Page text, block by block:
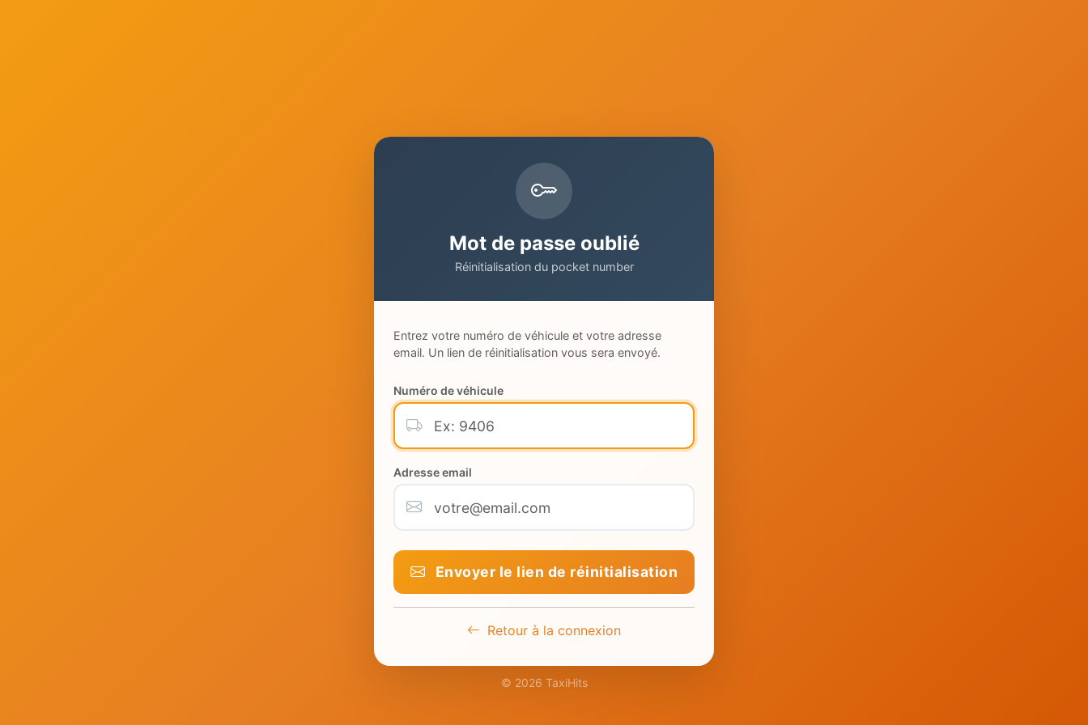
Mot de passe oublié
Réinitialisation du pocket number
Entrez votre numéro de véhicule et votre adresse
email. Un lien de réinitialisation vous sera envoyé.
Numéro de véhicule
Adresse email
Envoyer le lien de réinitialisation
Retour à la connexion
© 2026 TaxiHits